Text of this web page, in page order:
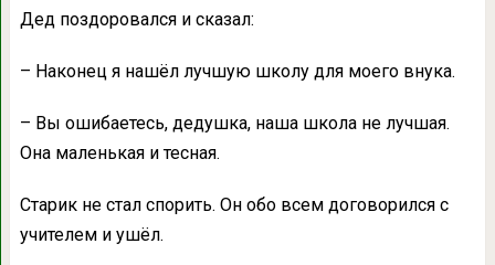
Дед поздоровался и сказал:
– Наконец я нашёл лучшую школу для моего внука.
– Вы ошибаетесь, дедушка, наша школа не лучшая.
Она маленькая и тесная.
Старик не стал спорить. Он обо всем договорился с
учителем и ушёл.